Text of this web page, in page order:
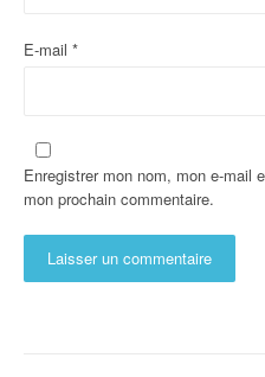
E-mail *
Enregistrer mon nom, mon e-mail
mon prochain commentaire.